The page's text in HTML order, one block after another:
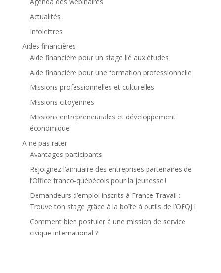
Actualités
Infolettres
Aides financières
Aide financière pour un stage lié aux études
Aide financière pour une formation professionnelle
Missions professionnelles et culturelles
Missions citoyennes
Missions entrepreneuriales et développement
économique
A ne pas rater
Avantages participants
Rejoignez l’annuaire des entreprises partenaires de
l’Office franco-québécois pour la jeunesse !
Demandeurs d’emploi inscrits à France Travail :
Trouve ton stage grâce à la boîte à outils de l’OFQJ !
Comment bien postuler à une mission de service
civique international ?